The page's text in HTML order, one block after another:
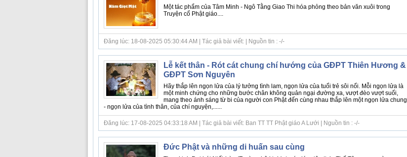
Một tác phẩm của Tâm Minh - Ngô Tằng Giao Thi hóa phỏng theo bản văn xuôi trong
Truyện cổ Phật giáo....
Đăng lúc: 18-08-2025 05:30:44 AM | Tác giả bài viết: | Nguồn tin : -/-
Lễ kết thân - Rót cát chung chí hướng của GĐPT Thiên Hương &
GĐPT Sơn Nguyên
Hãy thắp lên ngọn lửa của lý tưởng tình lam, ngọn lửa của tuổi trẻ sôi nổi. Mỗi ngọn lửa là
một minh chứng cho những bước chân không quản ngại đường xa, vượt đèo vượt suối,
mang theo ánh sáng từ bi của người con Phật đến cùng nhau thắp lên một ngọn lửa chung
- ngọn lửa của tình thân, của chí nguyện,......
Đăng lúc: 17-08-2025 04:33:18 AM | Tác giả bài viết: Ban TT TT Phật giáo A Lưới | Nguồn tin : -/-
Đức Phật và những di huấn sau cùng